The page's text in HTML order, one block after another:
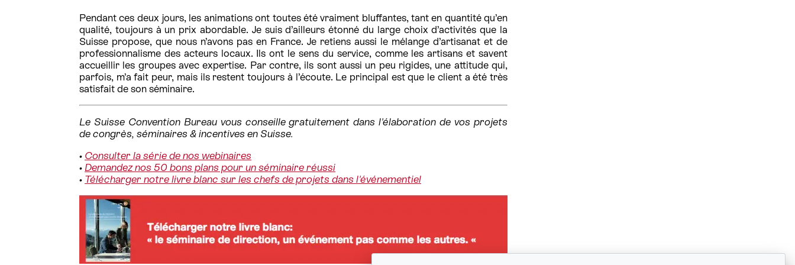
Pendant ces deux jours, les animations ont toutes été vraiment bluffantes, tant en quantité qu’en
qualité, toujours à un prix abordable. Je suis d’ailleurs étonné du large choix d’activités que la
Suisse propose, que nous n’avons pas en France. Je retiens aussi le mélange d’artisanat et de
professionnalisme des acteurs locaux. Ils ont le sens du service, comme les artisans et savent
accueillir les groupes avec expertise. Par contre, ils sont aussi un peu rigides, une attitude qui,
parfois, m’a fait peur, mais ils restent toujours à l’écoute. Le principal est que le client a été très
satisfait de son séminaire.
Le Suisse Convention Bureau vous conseille gratuitement dans l'élaboration de vos projets
de congrès, séminaires & incentives en Suisse.
• Consulter la série de nos webinaires
• Demandez nos 50 bons plans pour un séminaire réussi
• Télécharger notre livre blanc sur les chefs de projets dans l'événementiel